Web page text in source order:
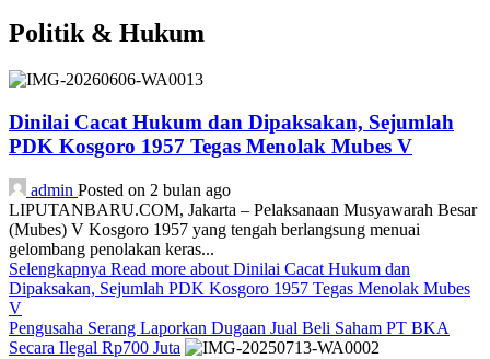
Politik & Hukum
Dinilai Cacat Hukum dan Dipaksakan, Sejumlah
PDK Kosgoro 1957 Tegas Menolak Mubes V
admin Posted on 2 bulan ago
LIPUTANBARU.COM, Jakarta – Pelaksanaan Musyawarah Besar
(Mubes) V Kosgoro 1957 yang tengah berlangsung menuai
gelombang penolakan keras...
Selengkapnya Read more about Dinilai Cacat Hukum dan
Dipaksakan, Sejumlah PDK Kosgoro 1957 Tegas Menolak Mubes
V
Pengusaha Serang Laporkan Dugaan Jual Beli Saham PT BKA
Secara Ilegal Rp700 Juta